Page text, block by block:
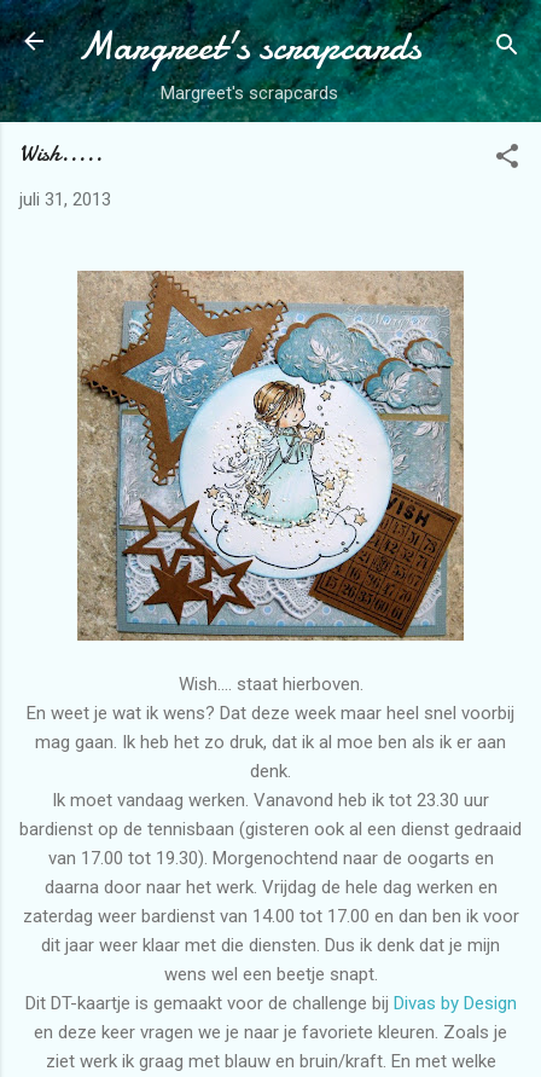
Doorgaan naar hoofdcontent
Margreet's scrapcards
Margreet's scrapcards
Wish.....
juli 31, 2013
Wish.... staat hierboven.
En weet je wat ik wens? Dat deze week maar heel snel voorbij
mag gaan. Ik heb het zo druk, dat ik al moe ben als ik er aan
denk.
Ik moet vandaag werken. Vanavond heb ik tot 23.30 uur
bardienst op de tennisbaan (gisteren ook al een dienst gedraaid
van 17.00 tot 19.30). Morgenochtend naar de oogarts en
daarna door naar het werk. Vrijdag de hele dag werken en
zaterdag weer bardienst van 14.00 tot 17.00 en dan ben ik voor
dit jaar weer klaar met die diensten. Dus ik denk dat je mijn
wens wel een beetje snapt.
Dit DT-kaartje is gemaakt voor de challenge bij Divas by Design
en deze keer vragen we je naar je favoriete kleuren. Zoals je
ziet werk ik graag met blauw en bruin/kraft. En met welke